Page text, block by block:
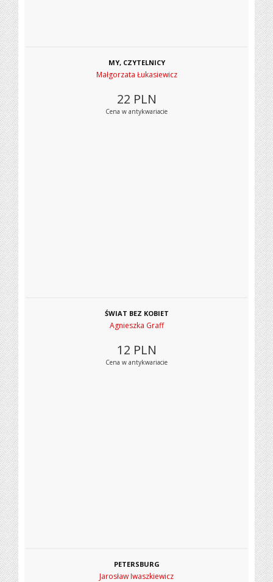
MY, CZYTELNICY
Małgorzata Łukasiewicz
22 PLN
Cena w antykwariacie
ŚWIAT BEZ KOBIET
Agnieszka Graff
12 PLN
Cena w antykwariacie
PETERSBURG
Jarosław Iwaszkiewicz